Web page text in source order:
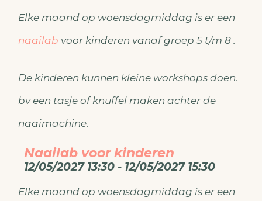
Elke maand op woensdagmiddag is er een
naailab voor kinderen vanaf groep 5 t/m 8 .
De kinderen kunnen kleine workshops doen.
bv een tasje of knuffel maken achter de
naaimachine.
Naailab voor kinderen
12/05/2027 13:30 - 12/05/2027 15:30
Elke maand op woensdagmiddag is er een